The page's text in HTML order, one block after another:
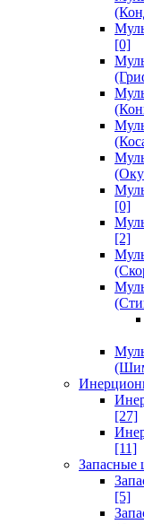
[0]
[0]
[2]
[27]
[11]
Запасные
[5]